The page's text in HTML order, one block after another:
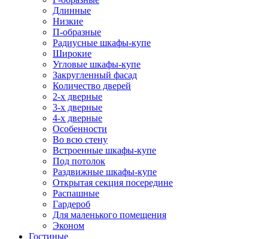
Длинные
Низкие
П-образные
Радиусные шкафы-купе
Широкие
Угловые шкафы-купе
Закругленный фасад
Количество дверей
2-х дверные
3-х дверные
4-х дверные
Особенности
Во всю стену
Встроенные шкафы-купе
Под потолок
Раздвижные шкафы-купе
Открытая секция посередине
Распашные
Гардероб
Для маленького помещения
Эконом
Гостиные